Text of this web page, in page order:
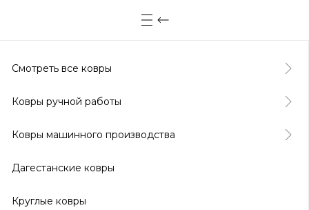
Смотреть все ковры
Ковры ручной работы
Ковры машинного производства
Дагестанские ковры
Круглые ковры